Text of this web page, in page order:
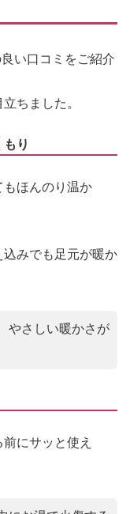
い口コミをご紹介
ちました。
り
もほんのり温か
込みでも足元が暖か
やさしい暖かさが
にサッと使え